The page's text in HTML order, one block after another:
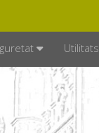
Utilitats